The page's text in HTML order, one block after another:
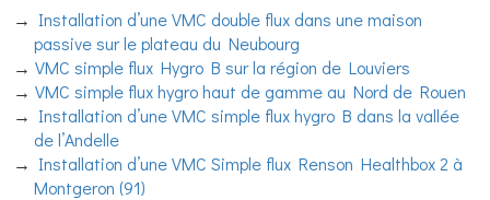
Installation d’une VMC double flux dans une maison
passive sur le plateau du Neubourg
VMC simple flux Hygro B sur la région de Louviers
VMC simple flux hygro haut de gamme au Nord de Rouen
Installation d’une VMC simple flux hygro B dans la vallée
de l’Andelle
Installation d’une VMC Simple flux Renson Healthbox 2 à
Montgeron (91)